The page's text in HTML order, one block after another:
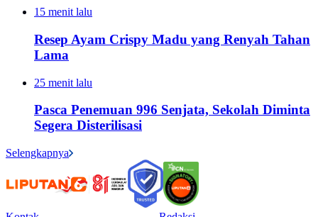
15 menit lalu
Resep Ayam Crispy Madu yang Renyah Tahan
Lama
25 menit lalu
Pasca Penemuan 996 Senjata, Sekolah Diminta
Segera Disterilisasi
Selengkapnya